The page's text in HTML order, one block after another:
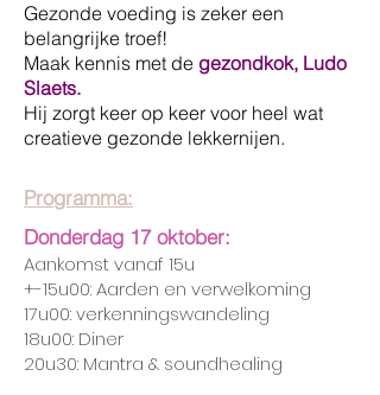
Gezonde voeding is zeker een
belangrijke troef!
Maak kennis met de gezondkok, Ludo
Slaets.
Hij zorgt keer op keer voor heel wat
creatieve gezonde lekkernijen.
Programma:
Donderdag 17 oktober:
Aankomst vanaf 15u
+-15u00: Aarden en verwelkoming
17u00: verkenningswandeling
18u00: Diner
20u30: Mantra & soundhealing